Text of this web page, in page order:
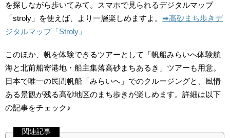
を探しながら歩いてみて。スマホで見られるデジタルマップ
「stroly」を使えば、より一層楽しめますよ。➡︎高砂まち歩きデ
ジタルマップ「Stroly」
このほか、帆を体験できるツアーとして「帆船みらいへ体験航
海と北前船寄港地・船主集落高砂まちあるき」ツアーも用意。
日本で唯一の民間帆船「みらいへ」でのクルージングと、風情
ある景観が残る高砂地区のまち歩きが楽しめます。詳細は以下
の記事をチェック♪